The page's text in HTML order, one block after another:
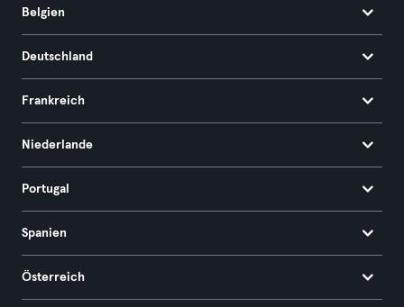
Belgien
Deutschland
Frankreich
Niederlande
Portugal
Spanien
Österreich